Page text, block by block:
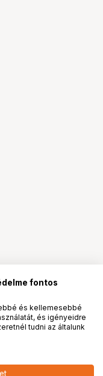
fontos
és kellemesebbé
és igényeidre
tudni az általunk